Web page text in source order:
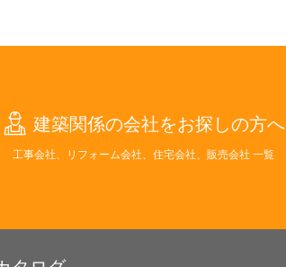
建築関係の会社をお探しの方へ
工事会社、リフォーム会社、住宅会社、販売会社 一覧